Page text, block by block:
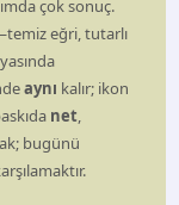
çok sonuç.
eğri, tutarlı
aynı kalır; ikon
net
bugünü